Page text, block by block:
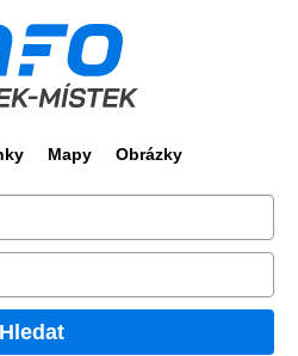
Mapy Obrázky
Hledat